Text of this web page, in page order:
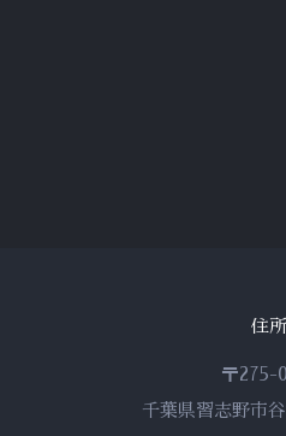
住所
〒275-
千葉県習志野市